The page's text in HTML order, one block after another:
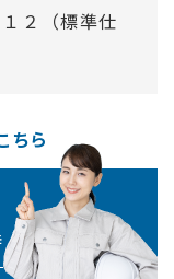
２（標準仕
ちら